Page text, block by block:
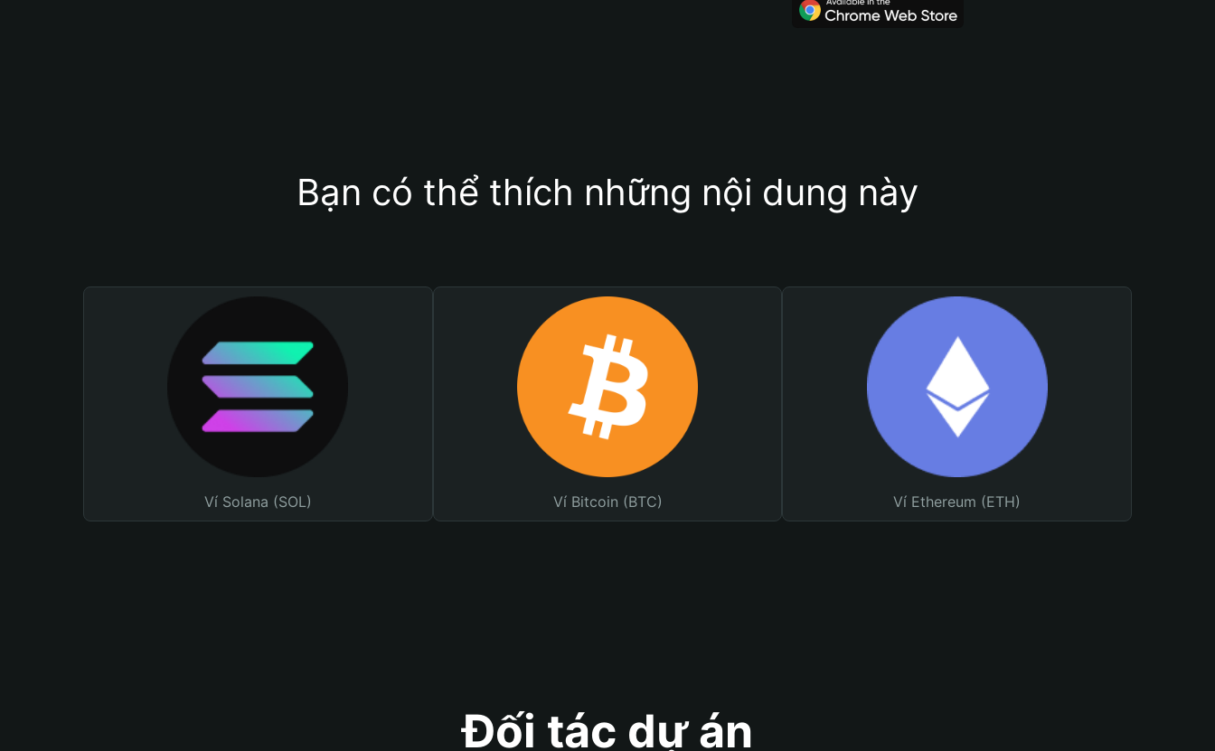
Bạn có thể thích những nội dung này
Ví Solana (SOL) Ví Bitcoin (BTC) Ví Ethereum (ETH)
Đối tác dự án